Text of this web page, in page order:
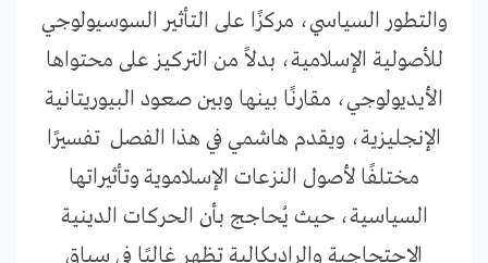
والتطور السياسي، مركزًا على التأثير السوسيولوجي
للأصولية الإسلامية، بدلاً من التركيز على محتواها
الأيديولوجي، مقارنًا بينها وبين صعود البيوريتانية
الإنجليزية، ويقدم هاشمي في هذا الفصل تفسيرًا
مختلفًا لأصول النزعات الإسلاموية وتأثيراتها
السياسية، حيث يُحاجج بأن الحركات الدينية
الاحتجاجية والراديكالية تظهر غالبًا في سياق